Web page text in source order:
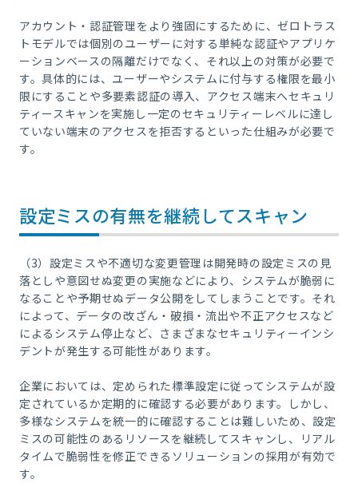
アカウント・認証管理をより強固にするために、ゼロトラス
トモデルでは個別のユーザーに対する単純な認証やアプリケ
ーションベースの隔離だけでなく、それ以上の対策が必要で
す。具体的には、ユーザーやシステムに付与する権限を最小
限にすることや多要素認証の導入、アクセス端末へセキュリ
ティースキャンを実施し一定のセキュリティーレベルに達し
ていない端末のアクセスを拒否するといった仕組みが必要で
す。
設定ミスの有無を継続してスキャン
（3）設定ミスや不適切な変更管理は開発時の設定ミスの見
落としや意図せぬ変更の実施などにより、システムが脆弱に
なることや予期せぬデータ公開をしてしまうことです。それ
によって、データの改ざん・破損・流出や不正アクセスなど
によるシステム停止など、さまざまなセキュリティーインシ
デントが発生する可能性があります。
企業においては、定められた標準設定に従ってシステムが設
定されているか定期的に確認する必要があります。しかし、
多様なシステムを統一的に確認することは難しいため、設定
ミスの可能性のあるリソースを継続してスキャンし、リアル
タイムで脆弱性を修正できるソリューションの採用が有効で
す。